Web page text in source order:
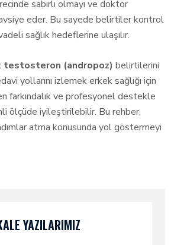
YAZILARIMIZ
sabırlı olmayı ve doktor
eder. Bu sayede belirtiler kontrol
sağlık hedeflerine ulaşılır.
testosteron (andropoz) belirtilerini
yollarını izlemek erkek sağlığı için
farkındalık ve profesyonel destekle
ölçüde iyileştirilebilir. Bu rehber,
atma konusunda yol göstermeyi